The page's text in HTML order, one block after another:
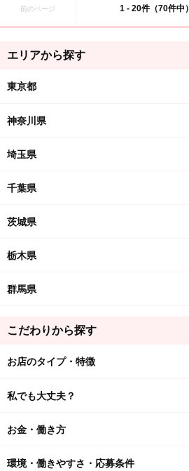
前のページ 1 - 20件（70件中）
エリアから探す
東京都
神奈川県
埼玉県
千葉県
茨城県
栃木県
群馬県
こだわりから探す
お店のタイプ・特徴
私でも大丈夫？
お金・働き方
環境・働きやすさ・応募条件